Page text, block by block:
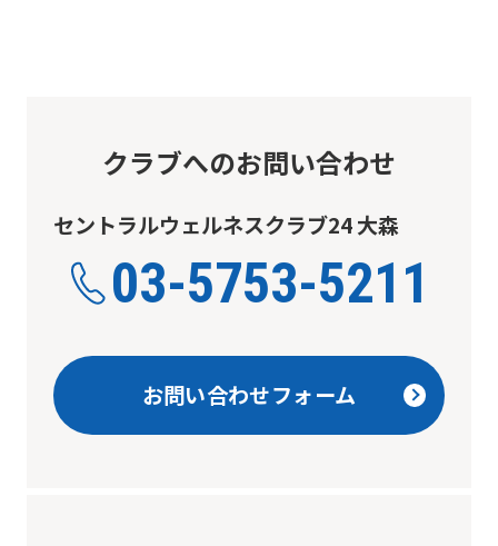
クラブへのお問い合わせ
セントラルウェルネスクラブ24 大森
03-5753-5211
お問い合わせフォーム